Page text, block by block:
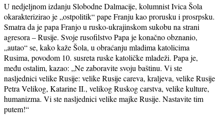
U nedjeljnom izdanju Slobodne Dalmacije, kolumnist Ivica Šola
okarakterizirao je „ostpolitik“ pape Franju kao prorusku i prosrpsku.
Smatra da je papa Franjo u rusko-ukrajinskom sukobu na strani
agresora – Rusije. Svoje rusofilstvo Papa je konačno obznanio,
„autao“ se, kako kaže Šola, u obraćanju mladima katolicima
Rusima, povodom 10. susreta ruske katoličke mladeži. Papa je,
među ostalim, kazao: „Ne zaboravite svoju baštinu. Vi ste
nasljednici velike Rusije: velike Rusije careva, kraljeva, velike Rusije
Petra Velikog, Katarine II., velikog Ruskog carstva, velike kulture,
humanizma. Vi ste nasljednici velike majke Rusije. Nastavite tim
putem!“